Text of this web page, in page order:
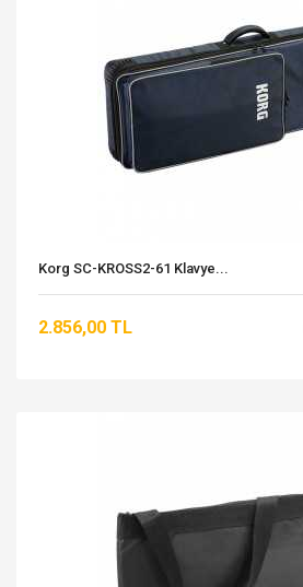
Korg SC-KROSS2-61 Klavye...
2.856,00 TL